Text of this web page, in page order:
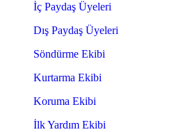
İç Paydaş Üyeleri
Dış Paydaş Üyeleri
Söndürme Ekibi
Kurtarma Ekibi
Koruma Ekibi
İlk Yardım Ekibi